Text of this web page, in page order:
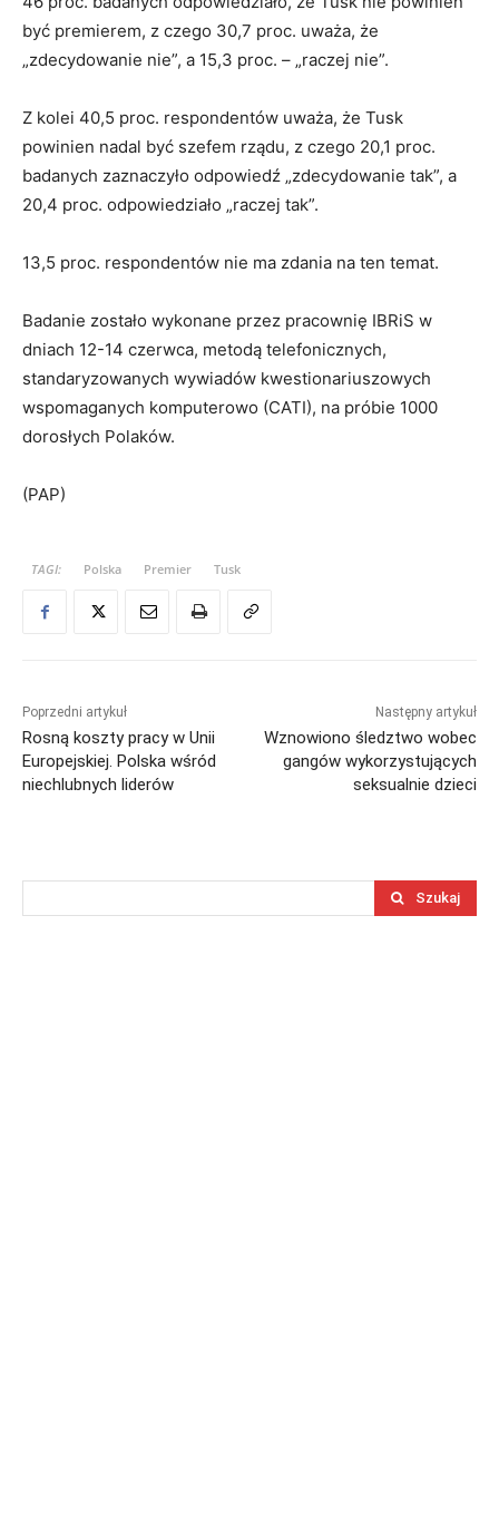
być premierem, z czego 30,7 proc. uważa, że
„zdecydowanie nie”, a 15,3 proc. – „raczej nie”.
Z kolei 40,5 proc. respondentów uważa, że Tusk
powinien nadal być szefem rządu, z czego 20,1 proc.
badanych zaznaczyło odpowiedź „zdecydowanie tak”, a
20,4 proc. odpowiedziało „raczej tak”.
13,5 proc. respondentów nie ma zdania na ten temat.
Badanie zostało wykonane przez pracownię IBRiS w
dniach 12-14 czerwca, metodą telefonicznych,
standaryzowanych wywiadów kwestionariuszowych
wspomaganych komputerowo (CATI), na próbie 1000
dorosłych Polaków.
(PAP)
TAGI: Polska Premier Tusk
Poprzedni artykuł
Rosną koszty pracy w Unii
Europejskiej. Polska wśród
niechlubnych liderów
Następny artykuł
Wznowiono śledztwo wobec
gangów wykorzystujących
seksualnie dzieci
Szukaj